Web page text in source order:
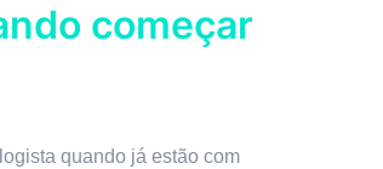
começar
quando já estão com